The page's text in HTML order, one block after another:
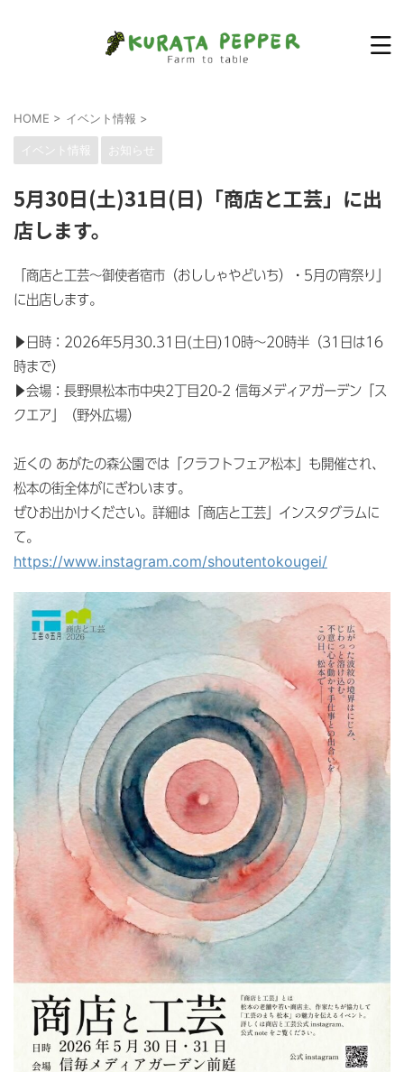
HOME > イベント情報 >
イベント情報 お知らせ
5月30日(土)31日(日)「商店と工芸」に出
店します。
「商店と工芸～御使者宿市（おししゃやどいち）・5月の宵祭り」
に出店します。
▶日時：2026年5月30.31日(土日)10時〜20時半（31日は16
時まで）
▶会場：長野県松本市中央2丁目20-2 信毎メディアガーデン「ス
クエア」（野外広場）
近くの あがたの森公園では「クラフトフェア松本」も開催され、
松本の街全体がにぎわいます。
ぜひお出かけください。詳細は「商店と工芸」インスタグラムに
て。
https://www.instagram.com/shoutentokougei/